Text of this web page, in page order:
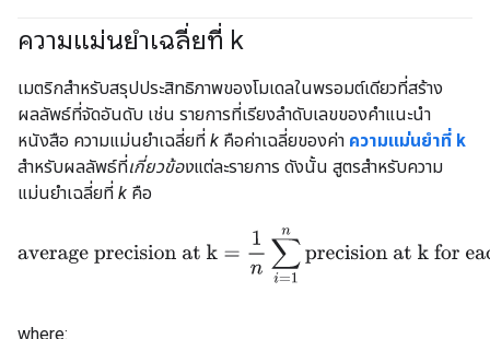
ความแม่นยำเฉลี่ยที่ k
เมตริกสำหรับสรุปประสิทธิภาพของโมเดลในพรอมต์เดียวที่สร้าง
ผลลัพธ์ที่จัดอันดับ เช่น รายการที่เรียงลำดับเลขของคำแนะนำ
หนังสือ ความแม่นยำเฉลี่ยที่ k คือค่าเฉลี่ยของค่า ความแม่นยำที่ k
สำหรับผลลัพธ์ที่เกี่ยวข้องแต่ละรายการ ดังนั้น สูตรสำหรับความ
แม่นยำเฉลี่ยที่ k คือ
1 ∑i=1
where: